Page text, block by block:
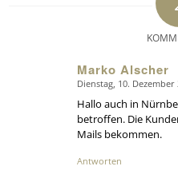
Marko Alscher
says:
Dienstag, 10.
Hallo auch in
betroffen. Die
Mails bekommen.
Antworten